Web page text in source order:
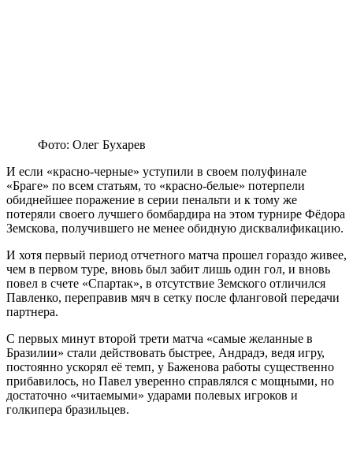
Фото: Олег Бухарев
И если «красно-черные» уступили в своем полуфинале
«Браге» по всем статьям, то «красно-белые» потерпели
обиднейшее поражение в серии пенальти и к тому же
потеряли своего лучшего бомбардира на этом турнире Фёдора
Земскова, получившего не менее обидную дисквалификацию.
И хотя первый период отчетного матча прошел гораздо живее,
чем в первом туре, вновь был забит лишь один гол, и вновь
повел в счете «Спартак», в отсутствие Земского отличился
Павленко, переправив мяч в сетку после фланговой передачи
партнера.
С первых минут второй трети матча «самые желанные в
Бразилии» стали действовать быстрее, Андрадэ, ведя игру,
постоянно ускорял её темп, у Баженова работы существенно
прибавилось, но Павел уверенно справлялся с мощными, но
достаточно «читаемыми» ударами полевых игроков и
голкипера бразильцев.